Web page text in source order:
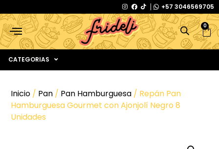
+57 3046569705
0
CATEGORIAS
Inicio / Pan / Pan Hamburguesa / Repán Pan
Hamburguesa Gourmet con Ajonjolí Negro 8
Unidades